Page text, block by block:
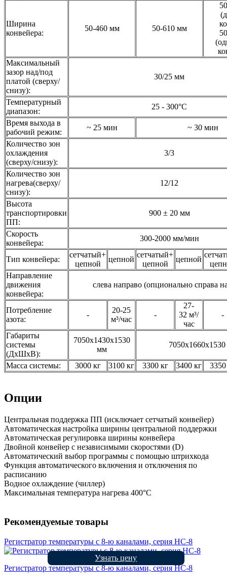
Ширина
конвейера:
50-460 мм 50-610 мм
Максимальный
зазор над/под
платой (сверху/
снизу):
30/25 мм
Температурный
диапазон:
25 - 300°С
Время выхода в
рабочий режим:
~ 25 мин
~ 30 мин
Количество зон
охлаждения
(сверху/снизу):
3/3
Количество зон
нагрева(сверху/
снизу):
12/12
Высота
транспортировки
ПП:
900 ± 20 мм
Скорость
конвейера:
300-2000 мм/мин
Тип конвейера:
сетчатый+
цепной
цепной
сетчатый+
цепной
цепной
Направление
движения
конвейера:
слева направо (опционально справа
Потребление
азота:
-
20-25
м³/час
-
27-
32 м³/
час
-
Габариты
системы
(ДхШхВ):
7050x1430x1530
мм
Масса системы: 3000 кг 3100 кг 3300 кг 3400 кг 3350
Опции
Центральная поддержка ПП (исключает сетчатый конвейер)
Автоматическая настройка ширины центральной поддержки
Автоматическая регулировка ширины конвейера
Двойной конвейер с независимыми скоростями (D)
Автоматический выбор программы с помощью штрихкода
Функция автоматического включения и отключения по
расписанию
Водное охлаждение (чиллер)
Максимальная температура нагрева 400°С
Рекомендуемые товары
Регистратор температуры с 8-ю каналами, серия НС-8
Регистратор температуры с 8-ю каналами, серия НС-8
Узнать цену